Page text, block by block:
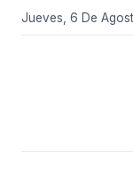
Jueves, 6 De